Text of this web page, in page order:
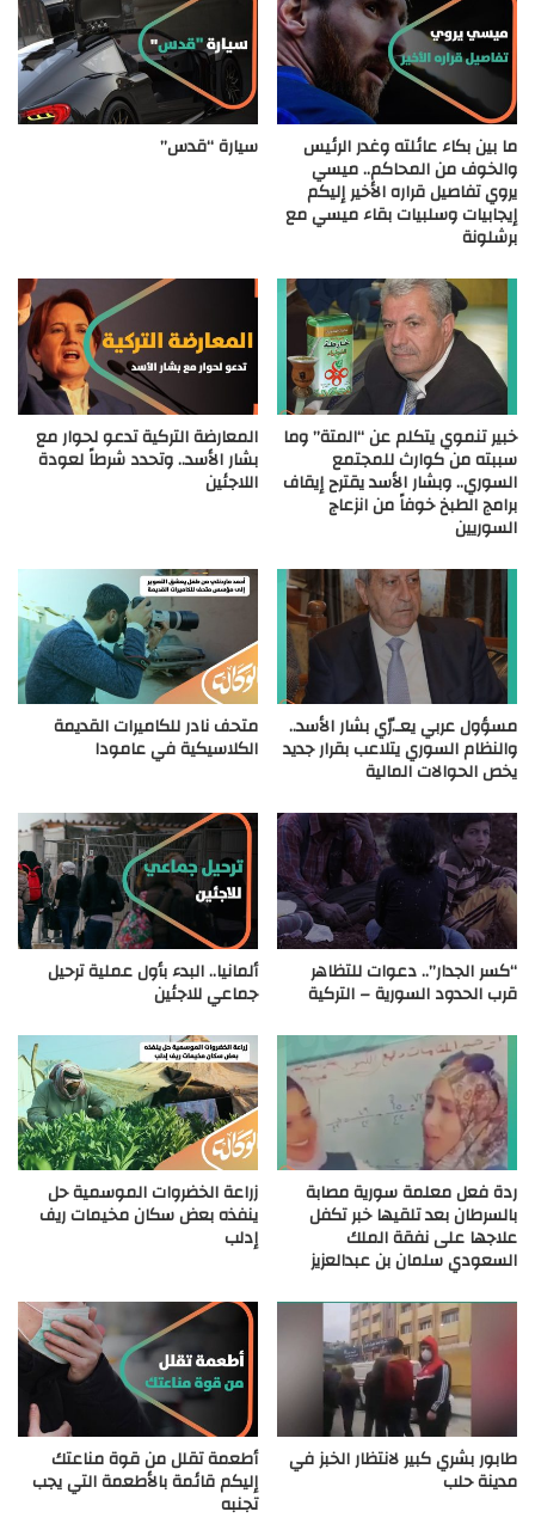
ما بين بكاء عائلته وغدر الرئيس
والخوف من المحاكم.. ميسي
يروي تفاصيل قراره الأخير إليكم
إيجابيات وسلبيات بقاء ميسي مع
برشلونة
سيارة “قدس”
خبير تنموي يتكلم عن “المتة” وما
سببته من كوارث للمجتمع
السوري.. وبشار الأسد يقترح إيقاف
برامج الطبخ خوفاً من انزعاج
السوريين
المعارضة التركية تدعو لحوار مع
بشار الأسد.. وتحدد شرطاً لعودة
اللاجئين
مسؤول عربي يعـ.رّي بشار الأسد..
والنظام السوري يتلاعب بقرار جديد
يخص الحوالات المالية
متحف نادر للكاميرات القديمة
الكلاسيكية في عامودا
“كسر الجدار”.. دعوات للتظاهر
قرب الحدود السورية – التركية
ألمانيا.. البدء بأول عملية ترحيل
جماعي للاجئين
ردة فعل معلمة سورية مصابة
بالسرطان بعد تلقيها خبر تكفل
علاجها على نفقة الملك
السعودي سلمان بن عبدالعزيز
زراعة الخضروات الموسمية حل
ينفذه بعض سكان مخيمات ريف
إدلب
طابور بشري كبير لانتظار الخبز في
مدينة حلب
أطعمة تقلل من قوة مناعتك
إليكم قائمة بالأطعمة التي يجب
تجنبه